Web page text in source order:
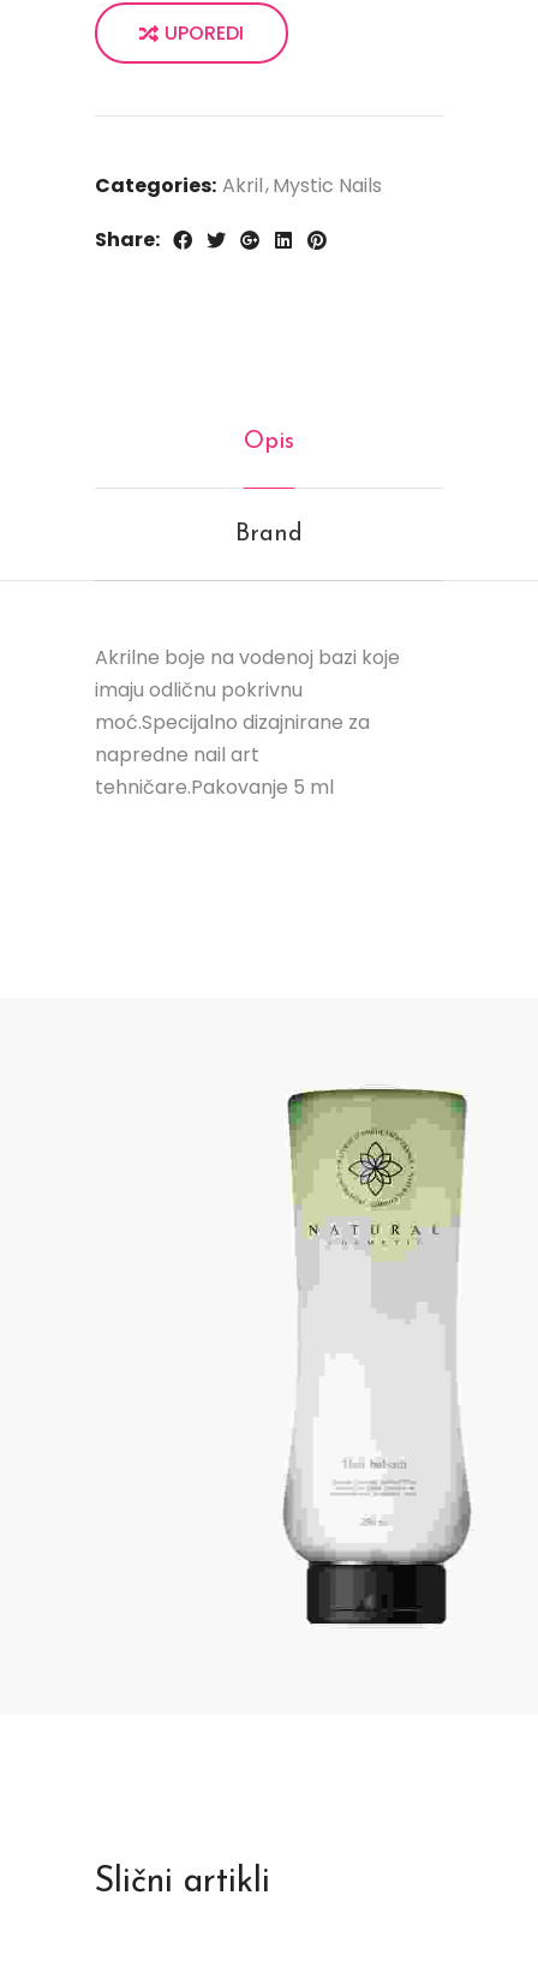
UPOREDI
Categories: Akril Mystic Nails
Share:
Opis
Brand
Akrilne boje na vodenoj bazi koje
imaju odličnu pokrivnu
moć.Specijalno dizajnirane za
napredne nail art
tehničare.Pakovanje 5 ml
Slični artikli